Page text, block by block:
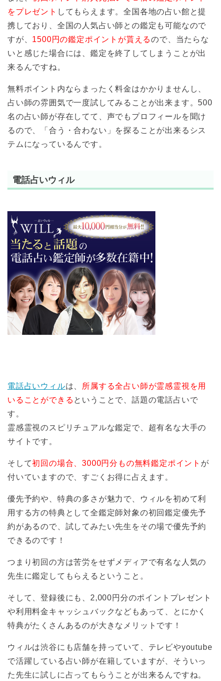
をプレゼント してもらえます。全国各地の占い館と提
携しており、全国の人気占い師との鑑定も可能なので
すが、 1500円の鑑定ポイントが貰えるので、当たらな
いと感じた場合には、鑑定を終了してしまうことが出
来るんですね。
無料ポイント内ならまったく料金はかかりませんし、
占い師の雰囲気で一度試してみることが出来ます。500
名の占い師が存在してて、声でもプロフィールを聞け
るので、「合う・合わない」を探ることが出来るシス
テムになっているんです。
電話占いウィル
電話占いウィルは、
所属する全占い師が霊感霊視を用
いることができる ということで、話題の電話占いで
す。
霊感霊視のスピリチュアルな鑑定で、超有名な大手の
サイトです。
そして初回の場合、3000円分もの無料鑑定ポイント が
付いていますので、すごくお得に占えます。
優先予約や、特典の多さが魅力で、ウィルを初めて利
用する方の特典として全鑑定師対象の初回鑑定優先予
約があるので、試してみたい先生をその場で優先予約
できるのです！
つまり初回の方は苦労をせずメディアで有名な人気の
先生に鑑定してもらえるということ。
そして、登録後にも、2,000円分のポイントプレゼント
や利用料金キャッシュバックなどもあって、とにかく
特典がたくさんあるのが大きなメリットです！
ウィルは渋谷にも店舗を持っていて、テレビやyoutube
で活躍している占い師が在籍していますが、そういっ
た先生に試しに占ってもらうことが出来るんですね。